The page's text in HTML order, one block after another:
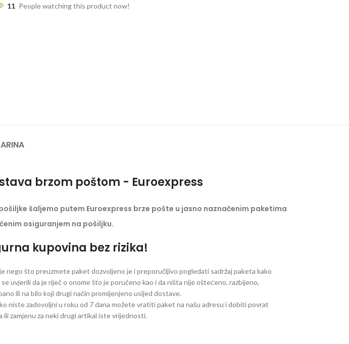
11 People watching this product now!
brzom poštom - Euroexpress
šaljemo putem Euroexpress brze pošte u jasno naznačenim paketima
osiguranjem na pošiljku.
kupovina bez rizika!
nego što preuzmete paket dozvoljeno je i preporučljivo pogledati sadržaj paketa kako
uvjerili da je riječ o onome što je poručeno kao i da ništa nije oštećeno, razbijeno,
ili na bilo koji drugi način promijenjeno usljed dostave.
niste zadovoljni u roku od 7 dana možete vratiti paket na našu adresu i dobiti povrat
ili zamjenu za neki drugi artikal iste vrijednosti.